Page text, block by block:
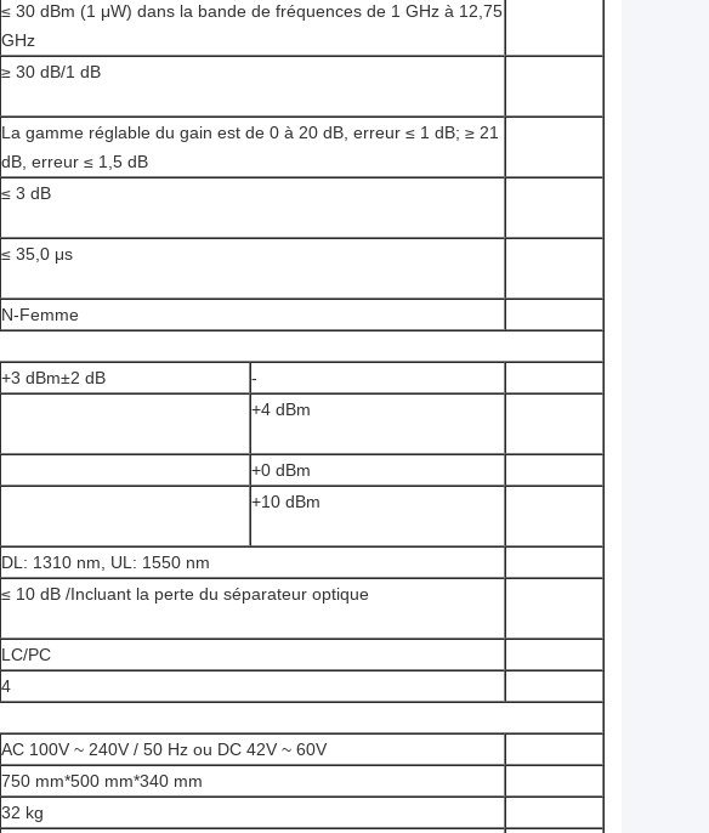
≤ 30 dBm (1 μW) dans la bande de fréquences de 1 GHz à 12,75
GHz
≥ 30 dB/1 dB
La gamme réglable du gain est de 0 à 20 dB, erreur ≤ 1 dB; ≥ 21
dB, erreur ≤ 1,5 dB
≤ 3 dB
≤ 35,0 μs
N-Femme
+3 dBm±2 dB
-
+4 dBm
+0 dBm
+10 dBm
DL: 1310 nm, UL: 1550 nm
≤ 10 dB /Incluant la perte du séparateur optique
LC/PC
4
AC 100V ~ 240V / 50 Hz ou DC 42V ~ 60V
750 mm*500 mm*340 mm
32 kg